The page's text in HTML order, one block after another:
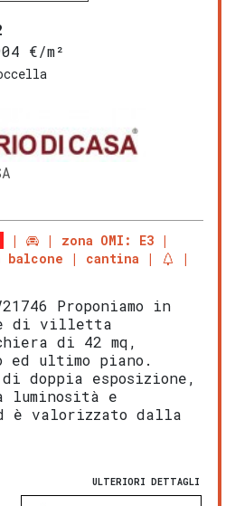
€/m²
zona OMI: E3
balcone
cantina
Proponiamo in
di villetta
di 42 mq,
ultimo piano.
di doppia esposizione,
luminosità e
è valorizzato dalla
ULTERIORI DETTAGLI